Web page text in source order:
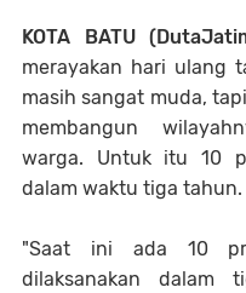
KOTA BATU
merayakan hari ulang
masih sangat muda,
membangun
warga. Untuk itu 10
dalam waktu tiga tahun.
"Saat ini ada 10
dilaksanakan dalam